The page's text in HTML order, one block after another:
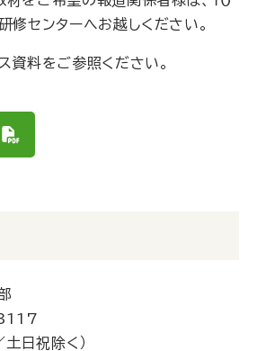
修センターへお越しください。
資料をご参照ください。
部
日祝除く）